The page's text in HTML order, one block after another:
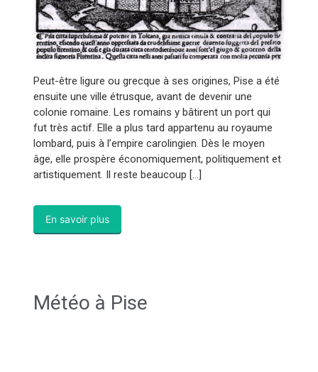
Peut-être ligure ou grecque à ses origines, Pise a été
ensuite une ville étrusque, avant de devenir une
colonie romaine. Les romains y bâtirent un port qui
fut très actif. Elle a plus tard appartenu au royaume
lombard, puis à l’empire carolingien. Dès le moyen
âge, elle prospère économiquement, politiquement et
artistiquement. Il reste beaucoup […]
En savoir plus
Météo à Pise